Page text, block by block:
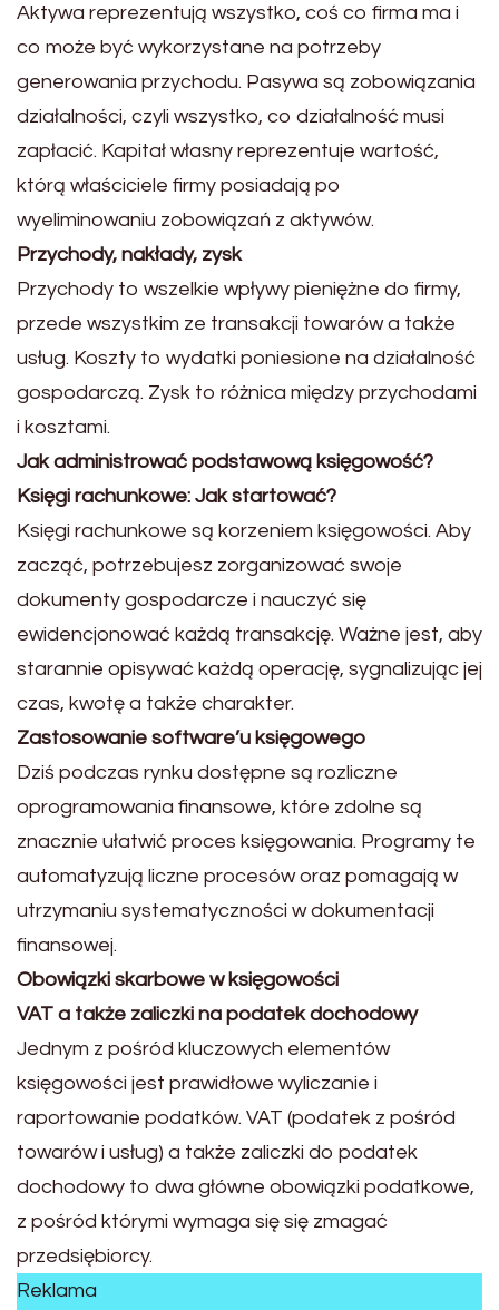
Aktywa reprezentują wszystko, coś co firma ma i
co może być wykorzystane na potrzeby
generowania przychodu. Pasywa są zobowiązania
działalności, czyli wszystko, co działalność musi
zapłacić. Kapitał własny reprezentuje wartość,
którą właściciele firmy posiadają po
wyeliminowaniu zobowiązań z aktywów.
Przychody, nakłady, zysk
Przychody to wszelkie wpływy pieniężne do firmy,
przede wszystkim ze transakcji towarów a także
usług. Koszty to wydatki poniesione na działalność
gospodarczą. Zysk to różnica między przychodami
i kosztami.
Jak administrować podstawową księgowość?
Księgi rachunkowe: Jak startować?
Księgi rachunkowe są korzeniem księgowości. Aby
zacząć, potrzebujesz zorganizować swoje
dokumenty gospodarcze i nauczyć się
ewidencjonować każdą transakcję. Ważne jest, aby
starannie opisywać każdą operację, sygnalizując jej
czas, kwotę a także charakter.
Zastosowanie software’u księgowego
Dziś podczas rynku dostępne są rozliczne
oprogramowania finansowe, które zdolne są
znacznie ułatwić proces księgowania. Programy te
automatyzują liczne procesów oraz pomagają w
utrzymaniu systematyczności w dokumentacji
finansowej.
Obowiązki skarbowe w księgowości
VAT a także zaliczki na podatek dochodowy
Jednym z pośród kluczowych elementów
księgowości jest prawidłowe wyliczanie i
raportowanie podatków. VAT (podatek z pośród
towarów i usług) a także zaliczki do podatek
dochodowy to dwa główne obowiązki podatkowe,
z pośród którymi wymaga się się zmagać
przedsiębiorcy.
Reklama